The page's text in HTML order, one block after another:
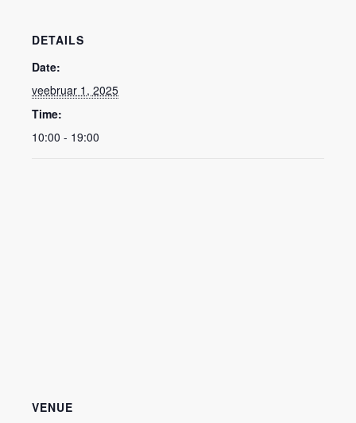
DETAILS
Date:
veebruar 1, 2025
Time:
10:00 - 19:00
VENUE